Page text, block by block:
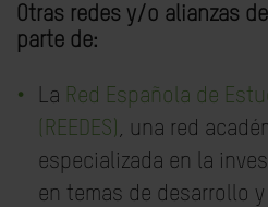
Otras redes y/o alianzas
parte de:
La Red Española de
(REEDES) , una red
especializada en la
en temas de desarrollo